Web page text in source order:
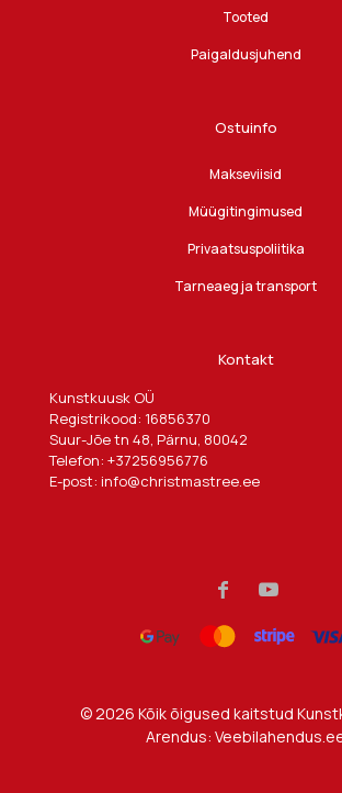
Tooted
Paigaldusjuhend
Ostuinfo
Makseviisid
Müügitingimused
Privaatsuspoliitika
Tarneaeg ja transport
Kontakt
Kunstkuusk OÜ
Registrikood: 16856370
Suur-Jõe tn 48, Pärnu, 80042
Telefon: +37256956776
E-post: info@christmastree.ee
© 2026 Kõik õigused kaitstud
Arendus: